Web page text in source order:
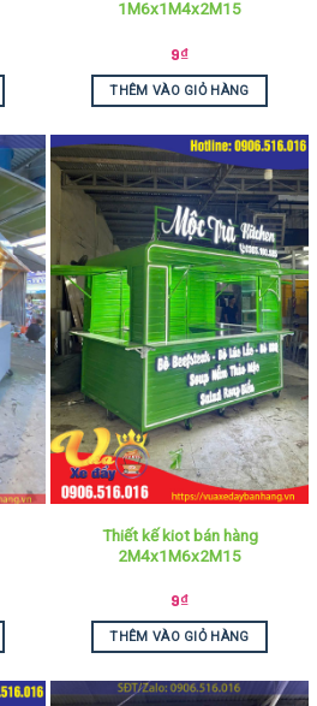
1M6x1M4x2M15
9₫
THÊM VÀO GIỎ HÀNG
Thiết kế kiot bán hàng
2M4x1M6x2M15
9₫
THÊM VÀO GIỎ HÀNG